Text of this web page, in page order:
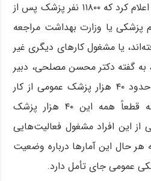
رئیس سازمان نظام پزشکی اعلام کرد که ۱۱۸۰۰ نفر پزشک پس از
پزشکی یا وزارت بهداشت مراجعه
یا مشغول کارهای دیگری غیر
گفته دکتر محسن مصلحی، دبیر
شورای عالی نظام پزشکی، حدود ۴۰ هزار پزشک عمومی از کار
خود دست کشیده‌اند. البته قطعاً همه این ۴۰ هزار پزشک
از این افراد مشغول فعالیت‌هایی
هر حال این آمارها درباره وضعیت
عمومی جای تأمل دارد.